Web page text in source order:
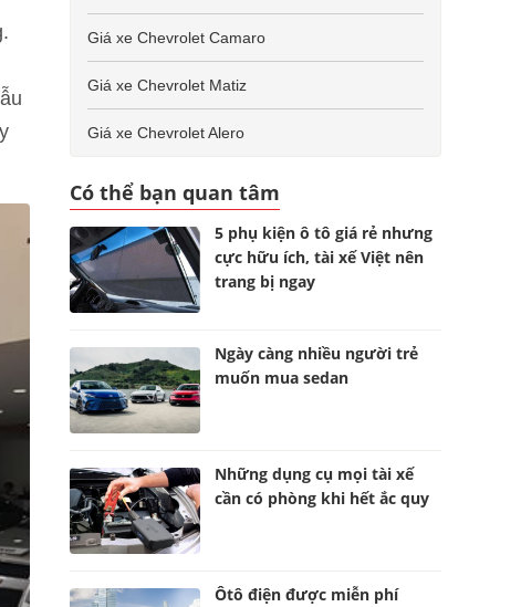
Giá xe Chevrolet Camaro
Giá xe Chevrolet Matiz
Giá xe Chevrolet Alero
Có thể bạn quan tâm
5 phụ kiện ô tô giá rẻ nhưng
cực hữu ích, tài xế Việt nên
trang bị ngay
Ngày càng nhiều người trẻ
muốn mua sedan
Những dụng cụ mọi tài xế
cần có phòng khi hết ắc quy
Ôtô điện được miễn phí